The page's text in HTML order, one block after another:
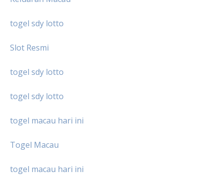
togel sdy lotto
Slot Resmi
togel sdy lotto
togel sdy lotto
togel macau hari ini
Togel Macau
togel macau hari ini